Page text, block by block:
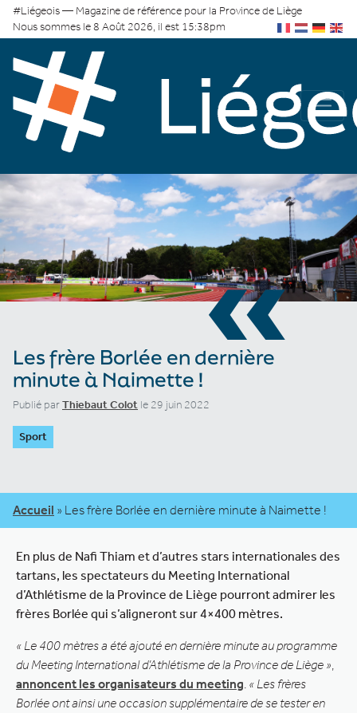
#Liégeois — Magazine de référence pour la Province de Liège
Nous sommes le 8 Août 2026, il est 15:38pm
«
Les frère Borlée en dernière
minute à Naimette !
Publié parThiebaut Colot le 29 juin 2022
Sport
Accueil » Les frère Borlée en dernière minute à Naimette !
En plus de Nafi Thiam et d’autres stars internationales des
tartans, les spectateurs du Meeting International
d’Athlétisme de la Province de Liège pourront admirer les
frères Borlée qui s’aligneront sur 4×400 mètres.
« Le 400 mètres a été ajouté en dernière minute au programme
du Meeting International d’Athlétisme de la Province de Liège »
annoncent les organisateurs du meeting « Les frères
Borlée ont ainsi une occasion supplémentaire de se tester en